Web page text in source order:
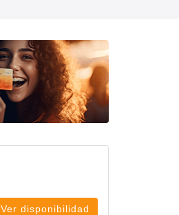
Ver disponibilidad